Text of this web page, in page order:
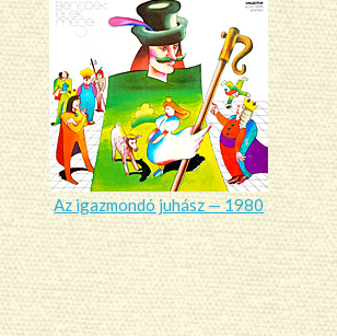
Az igazmondó juhász — 1980